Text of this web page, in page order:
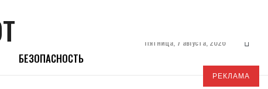
БЕЗОПАСНОСТЬ
Пятница, 7 августа, 2026
РЕКЛАМА